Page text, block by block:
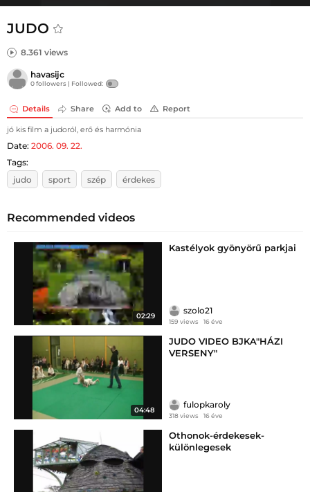
JUDO
8.361 views
havasijc
0 followers | Followed:
Details Share Add to Report
jó kis film a judoról, erő és harmónia
Date: 2006. 09. 22.
Tags:
judo
sport szép érdekes
Recommended videos
02:29
Kastélyok gyönyörű parkjai
szolo21
159 views 16 éve
04:48
JUDO VIDEO BJKA"HÁZI
VERSENY"
fulopkaroly
318 views 16 éve
Othonok-érdekesek-
különlegesek